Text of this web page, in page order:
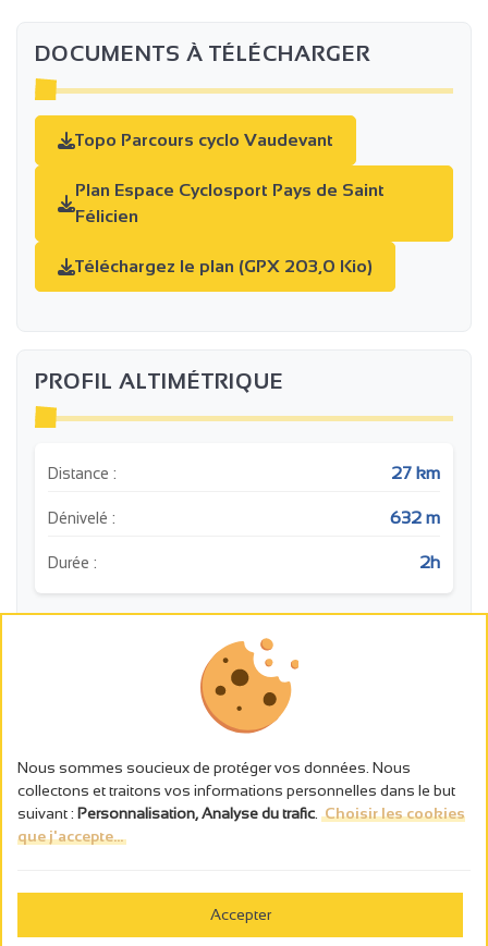
DOCUMENTS À TÉLÉCHARGER
Topo Parcours cyclo Vaudevant
Plan Espace Cyclosport Pays de Saint
Félicien
Téléchargez le plan (GPX 203,0 Kio)
PROFIL ALTIMÉTRIQUE
Distance : 27 km
Dénivelé : 632 m
Durée : 2h
500
600
Point de vue: Point de vue
Point de vue: Point de vue
Point de vue:
Nous sommes soucieux de protéger vos données. Nous
collectons et traitons vos informations personnelles dans le but
suivant : Personnalisation, Analyse du trafic Choisir les cookies
que j'accepte...
Accepter